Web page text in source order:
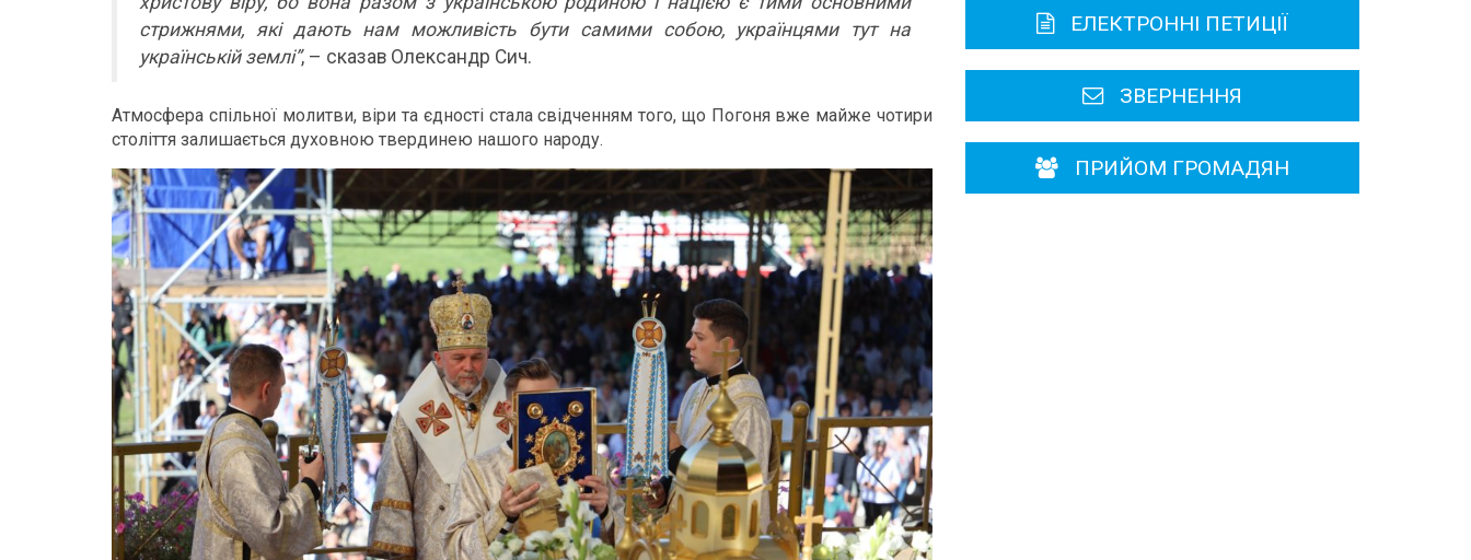
стрижнями, які дають нам можливість бути самими собою, українцями тут на
українській землі”, – сказав Олександр Сич.
Атмосфера спільної молитви, віри та єдності стала свідченням того, що Погоня вже майже чотири
століття залишається духовною твердинею нашого народу.
Карта області
Районні, міські ради
ЕЛЕКТРОННІ ПЕТИЦІЇ
ЗВЕРНЕННЯ
ПРИЙОМ ГРОМАДЯН